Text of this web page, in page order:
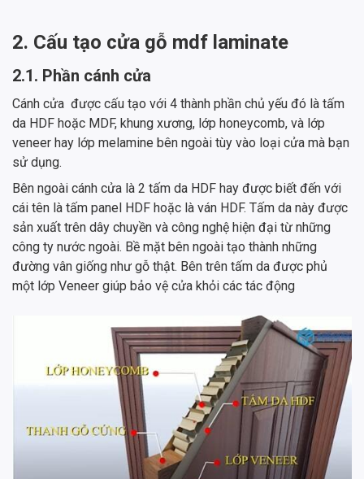
2. Cấu tạo cửa gỗ mdf laminate
2.1. Phần cánh cửa
Cánh cửa được cấu tạo với 4 thành phần chủ yếu đó là tấm
da HDF hoặc MDF, khung xương, lớp honeycomb, và lớp
veneer hay lớp melamine bên ngoài tùy vào loại cửa mà bạn
sử dụng.
Bên ngoài cánh cửa là 2 tấm da HDF hay được biết đến với
cái tên là tấm panel HDF hoặc là ván HDF. Tấm da này được
sản xuất trên dây chuyền và công nghệ hiện đại từ những
công ty nước ngoài. Bề mặt bên ngoài tạo thành những
đường vân giống như gỗ thật. Bên trên tấm da được phủ
một lớp Veneer giúp bảo vệ cửa khỏi các tác động